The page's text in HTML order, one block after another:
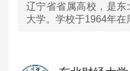
贵州
辽宁省省属高校，是
大学。学校于1964年在